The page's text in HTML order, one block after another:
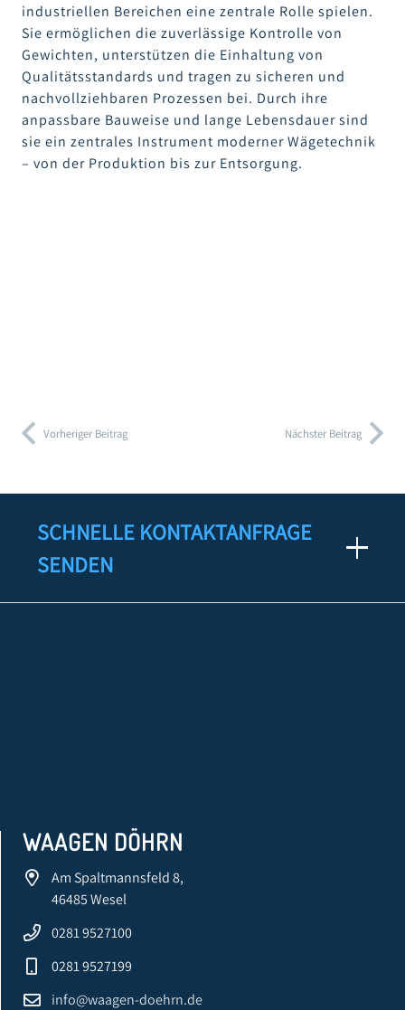
industriellen Bereichen eine zentrale Rolle spielen.
Sie ermöglichen die zuverlässige Kontrolle von
Gewichten, unterstützen die Einhaltung von
Qualitätsstandards und tragen zu sicheren und
nachvollziehbaren Prozessen bei. Durch ihre
anpassbare Bauweise und lange Lebensdauer sind
sie ein zentrales Instrument moderner Wägetechnik
– von der Produktion bis zur Entsorgung.
Vorheriger Beitrag Nächster Beitrag
SCHNELLE KONTAKTANFRAGE
SENDEN
WAAGEN DÖHRN
Am Spaltmannsfeld 8,
46485 Wesel
0281 9527100
0281 9527199
info@waagen-doehrn.de